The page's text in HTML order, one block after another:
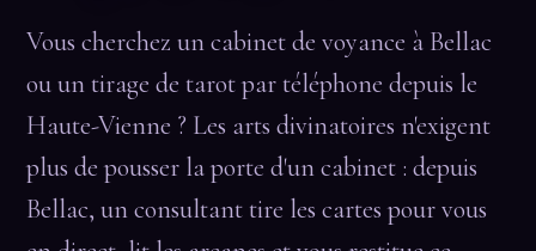
Vous cherchez un cabinet de voyance à Bellac
ou un tirage de tarot par téléphone depuis le
Haute-Vienne ? Les arts divinatoires n'exigent
plus de pousser la porte d'un cabinet : depuis
Bellac, un consultant tire les cartes pour vous